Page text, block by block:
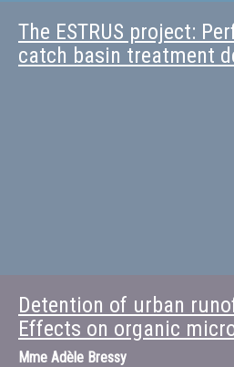
The ESTRUS project:
catch basin treatment
Detention of urban
Effects on organic
Mme Adèle Bressy